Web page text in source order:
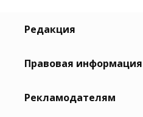
Редакция
Правовая информация
Рекламодателям